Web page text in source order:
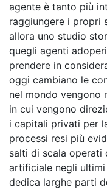
agente è tanto più
raggiungere i propri
allora uno studio
quegli agenti
prendere in
oggi cambiano le
nel mondo vengono
in cui vengono
i capitali privati per
processi resi più
salti di scala operati
artificiale negli
dedica larghe parti